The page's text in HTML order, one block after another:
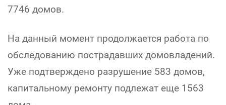
7746 домов.
На данный момент продолжается работа по
обследованию пострадавших домовладений.
Уже подтверждено разрушение 583 домов,
капитальному ремонту подлежат еще 1563